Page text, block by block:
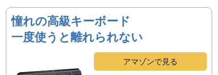
憧れの高級キーボード
一度使うと離れられない
アマゾンで見る